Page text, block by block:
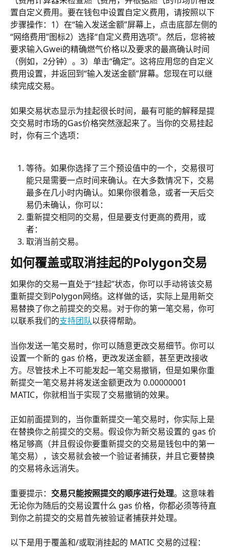
置自定义费用。要在钱包中设置自定义费用，请按照以下
步骤操作：1）在“输入发送金额”屏幕上，点击底部左侧的
“网络费用”图标2）选择“自定义费用选项”。然后，您将被
要求输入Gwei的精确燃气价格以及要求的最高确认时间
（例如，2分钟）。3）单击“确定”。这将应用您的自定义
费用设置，并返回到“输入发送金额”屏幕。您现在可以继
续完成交易。
如果交易状态显示为挂起很长时间，最有可能的解释是提
交交易时市场的Gas价格突然涨起来了。当你的交易挂起
时，你有三个选项：
等待。如果你选择了三个预设值中的一个，交易很可
能只是需要一点时间来确认。在大多数情况下，交易
最多在几小时内确认。如果你很着急，或者一天后交
易仍未确认，你可以：
重新提交相同的交易，但是要支付更高的费用，或
者：
取消当前交易。
如何覆盖或取消挂起的Polygon交易
如果你的交易一直处于“挂起”状态，你可以手动将该交易
重新提交到Polygon网络。这样做的话，实际上是用新交
易替换了你之前提交的交易。对于你的第一笔交易，你可
以联系我们的支持团队以获得帮助。
当你发送一笔交易时，你可以随意更改交易细节。你可以
设置一个新的 gas 价格，更改发送金额，甚至更改接收
方。尽管技术上不可能发起一笔交易撤销，但是如果你重
新提交一笔交易并将发送金额更改为 0.00000001
MATIC，你就相当于实现了交易撤销的效果。
正如前面提到的，当你重新提交一笔交易时，你实际上是
在替换你之前提交的交易。假设你为新交易设置的 gas 价
格足够高（并且假设你要重新提交的交易是钱包中的第一
笔交易），该交易就会被一个验证者捕获，并且它要替换
的交易将永远消失。
重要提示： 交易只能按照提交的顺序进行处理。这意味着
无论你为随后的交易设置什么 gas 价格，你都必须等待直
到你之前提交的交易首先被验证者捕获并处理。
以下是用于覆盖和/或取消挂起的 MATIC 交易的过程：